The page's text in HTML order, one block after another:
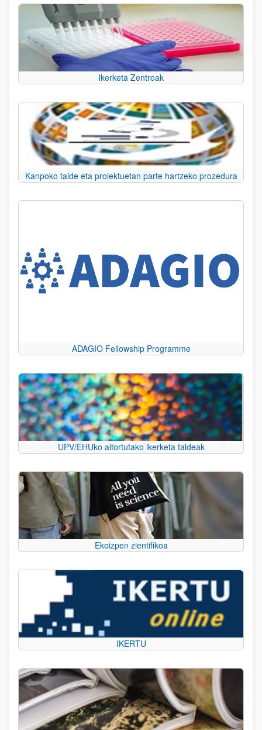
Ikerketa Zentroak
Kanpoko talde eta proiektuetan parte hartzeko prozedura
ADAGIO Fellowship Programme
UPV/EHUko aitortutako ikerketa taldeak
Ekoizpen zientifikoa
IKERTU